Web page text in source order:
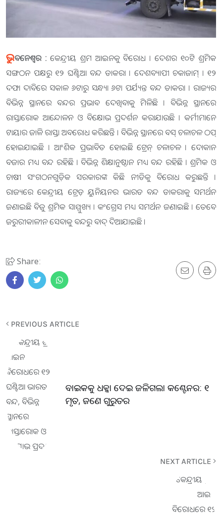
ଭୁବନେଶ୍ୱର :କେନ୍ଦ୍ରୀୟ ଶ୍ରମ ଆଇନକୁ ବିରୋଧ । ଦେଶର ୧୦ଟି ଶ୍ରମିକ
ସଙ୍ଗଠନ ପକ୍ଷରୁ ୧୨ ଘଣ୍ଟିଆ ବନ୍ଦ ଡାକରା । ଦେଶବ୍ୟାପୀ ଚକାଜାମ୍ । ୧୨
ଦଫା ଦାବିରେ ସକାଳ ୬ଟାରୁ ସନ୍ଧ୍ୟା ୬ଟା ପର୍ଯ୍ୟନ୍ତ ବନ୍ଦ ଡାକରା । ରାଜ୍ୟର
ବିଭିନ୍ନ ସ୍ଥାନରେ ବନ୍ଦର ପ୍ରଭାବ ଦେଖିବାକୁ ମିଳିଛି । ବିଭିନ୍ନ ସ୍ଥାନରେ
ରାସ୍ତାରୋକ ଆନ୍ଦୋଳନ ଓ ବିକ୍ଷୋଭ ପ୍ରଦର୍ଶନ କରାଯାଉଛି । କର୍ମୀମାନେ
ଟାୟାର ଜାଳି ରାସ୍ତା ଅବରୋଧ କରିଛନ୍ତି । ବିଭିନ୍ନ ସ୍ଥାନରେ ବସ୍ ଚଳାଚଳ ଠପ୍
ହୋଇଯାଇଛି । ଆଂଶିକ ପ୍ରଭାବିତ ହୋଇଛି ଟ୍ରେନ୍ ଚଳାଚଳ । ଦୋକାନ
ବଜାର ମଧ୍ୟ ବନ୍ଦ ରହିଛି । ବିଭିନ୍ନ ଶିକ୍ଷାନୁଷ୍ଠାନ ମଧ୍ୟ ବନ୍ଦ ରହିଛି । ଶ୍ରମିକ ଓ
ଚାଷୀ ସଂଗଠନଗୁଡ଼ିକ ସରକାରଙ୍କ କିଛି ନୀତିକୁ ବିରୋଧ କରୁଛନ୍ତି ।
ରାଜ୍ୟରେ କେନ୍ଦ୍ରୀୟ ଟ୍ରେଡ଼ ୟୁନିୟନର ଭାରତ ବନ୍ଦ ଡାକରାକୁ ସମର୍ଥନ
ଜଣାଇଛି ବିଜୁ ଶ୍ରମିକ ସାମ୍ମୁଖ୍ୟ । କଂଗ୍ରେସ ମଧ୍ୟ ସମର୍ଥନ ଜଣାଇଛି । ତେବେ
ଜରୁରୀକାଳୀନ ସେବାକୁ ବନ୍ଦରୁ ବାଦ୍ ଦିଆଯାଇଛି ।
Share:
PREVIOUS ARTICLE
ବାଇକକୁ ଧକ୍କା ଦେଇ ଜଳିଗଲା କଣ୍ଟେନର: ୧
ମୃତ, ଜଣେ ଗୁରୁତର
NEXT ARTICLE